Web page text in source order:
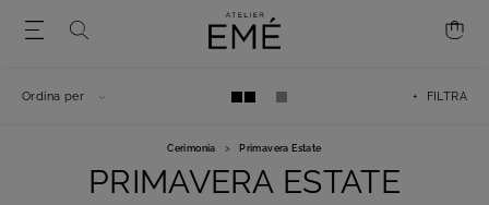
Cerimonia > Primavera Estate
PRIMAVERA ESTATE
+ FILTRA
Ordina per